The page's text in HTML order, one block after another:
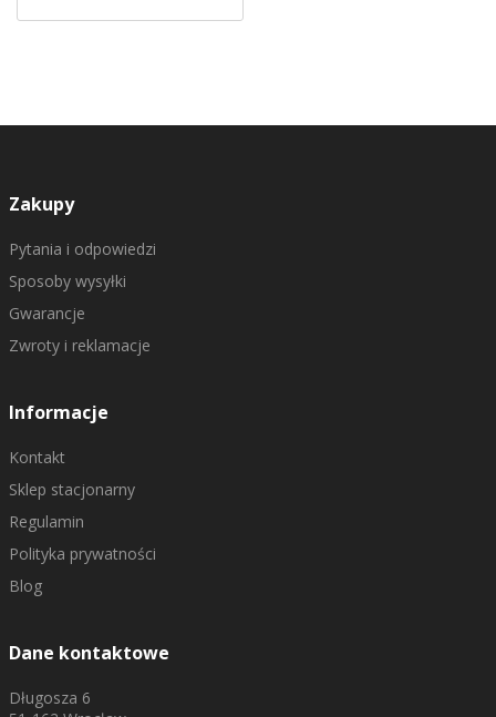
Zakupy
Pytania i odpowiedzi
Sposoby wysyłki
Gwarancje
Zwroty i reklamacje
Informacje
Kontakt
Sklep stacjonarny
Regulamin
Polityka prywatności
Blog
Dane kontaktowe
Długosza 6